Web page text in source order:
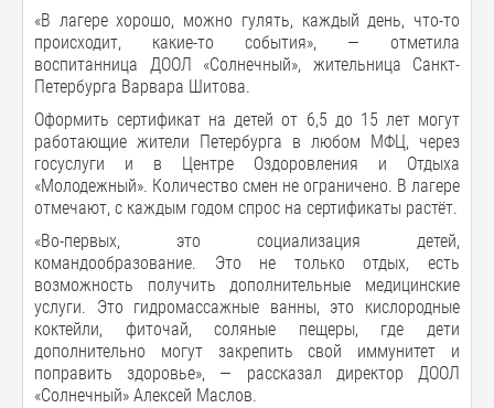
«В лагере хорошо, можно гулять, каждый день, что-то
происходит, какие-то события», — отметила
воспитанница ДООЛ «Солнечный», жительница Санкт-
Петербурга Варвара Шитова.
Оформить сертификат на детей от 6,5 до 15 лет могут
работающие жители Петербурга в любом МФЦ, через
госуслуги и в Центре Оздоровления и Отдыха
«Молодежный». Количество смен не ограничено. В лагере
отмечают, с каждым годом спрос на сертификаты растёт.
«Во-первых, это социализация детей,
командообразование. Это не только отдых, есть
возможность получить дополнительные медицинские
услуги. Это гидромассажные ванны, это кислородные
коктейли, фиточай, соляные пещеры, где дети
дополнительно могут закрепить свой иммунитет и
поправить здоровье», — рассказал директор ДООЛ
«Солнечный» Алексей Маслов.